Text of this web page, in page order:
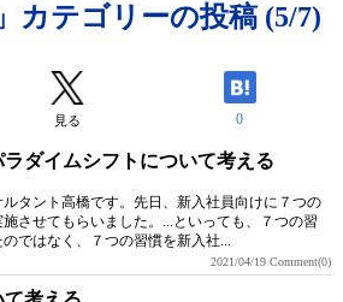
カテゴリーの投稿 (5/7)
見る 0
ダイムシフトについて考える
タント高橋です。先日、新入社員向けに７つの
させてもらいました。...といっても、７つの習
ではなく、７つの習慣を新入社...
2021/04/19 Comment(0)